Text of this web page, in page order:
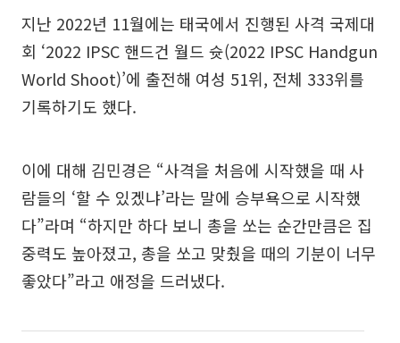
지난 2022년 11월에는 태국에서 진행된 사격 국제대
회 ‘2022 IPSC 핸드건 월드 슛(2022 IPSC Handgun
World Shoot)’에 출전해 여성 51위, 전체 333위를
기록하기도 했다.
이에 대해 김민경은 “사격을 처음에 시작했을 때 사
람들의 ‘할 수 있겠냐’라는 말에 승부욕으로 시작했
다”라며 “하지만 하다 보니 총을 쏘는 순간만큼은 집
중력도 높아졌고, 총을 쏘고 맞췄을 때의 기분이 너무
좋았다”라고 애정을 드러냈다.